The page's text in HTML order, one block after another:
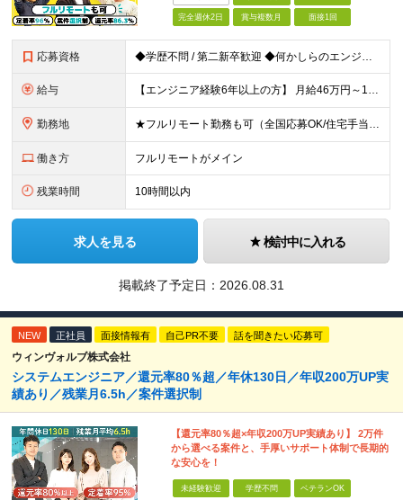
完全週休2日 賞与複数月 面接1回
応募資格 ◆学歴不問 / 第二新卒歓迎 ◆何かしらのエンジニア経験をお持ちの方 （言語・期間・フェーズ不問） 経験浅めの方も遠慮なくご応募ください！ ■入社前Q＆A ────── ◎実力に見合った報酬が手に
給与 【エンジニア経験6年以上の方】 月給46万円～100万円（固定残業代含む） ※上記月給には月30時間分の固定残業代（月8万7,400円～月19万円）を含む。超過分は全額支給。 【エンジニア経験4年以
勤務地 ★フルリモート勤務も可（全国応募OK/住宅手当を支給します） ※案件によって常駐が必要になる場合があります。 ※希望がない限り、転勤はありません ※U・Iターン歓迎 ★ルトラの社員は全国各地で活躍中
働き方 フルリモートがメイン
残業時間 10時間以内
求人を見る 検討中に入れる
掲載終了予定日： 2026.08.31
NEW 正社員 面接情報有 自己PR不要 話を聞きたい応募可
ウィンヴォルブ株式会社
システムエンジニア／還元率80％超／年休130日／年収200万UP実
績あり／残業月6.5h／案件選択制
【還元率80％超×年収200万UP実績あり】 2万件
から選べる案件と、手厚いサポート体制で長期的
な安心を！
未経験歓迎 学歴不問 ベテランOK